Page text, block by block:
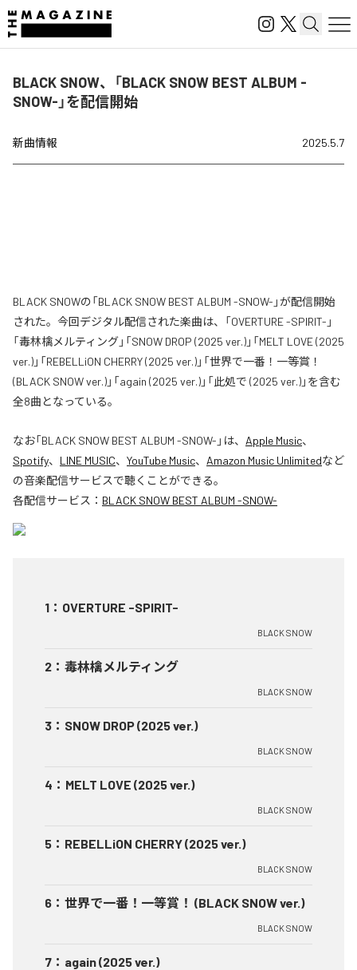
BLACK SNOW、「BLACK SNOW BEST ALBUM -
SNOW-」を配信開始
新曲情報 2025.5.7
BLACK SNOWの「BLACK SNOW BEST ALBUM -SNOW-」が配信開始
された。今回デジタル配信された楽曲は、「OVERTURE -SPIRIT-」
「毒林檎メルティング」「SNOW DROP (2025 ver.)」「MELT LOVE (2025
ver.)」「REBELLiON CHERRY (2025 ver.)」「世界で一番！一等賞！
(BLACK SNOW ver.)」「again (2025 ver.)」「此処で (2025 ver.)」を含む
全8曲となっている。
なお「BLACK SNOW BEST ALBUM -SNOW- 」は、 Apple Music、
Spotify、 LINE MUSIC、 YouTube Music、 Amazon Music Unlimitedなど
の音楽配信サービスで聴くことができる。
各配信サービス： BLACK SNOW BEST ALBUM -SNOW-
1 ： OVERTURE -SPIRIT-
BLACK SNOW
2 ： 毒林檎メルティング
BLACK SNOW
3 ： SNOW DROP (2025 ver.)
BLACK SNOW
4 ： MELT LOVE (2025 ver.)
BLACK SNOW
5 ： REBELLiON CHERRY (2025 ver.)
BLACK SNOW
6 ： 世界で一番！一等賞！ (BLACK SNOW ver.)
BLACK SNOW
7 ： again (2025 ver.)